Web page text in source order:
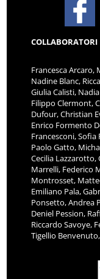
COLLABORATORI
Francesca Arcaro,
Nadine Blanc,
Giulia Calisti,
Filippo Clermont,
Dufour, Christian
Enrico Formento
Francesconi,
Paolo Gatto,
Cecilia Lazzarotto,
Marrelli, Federico
Montrosset,
Emiliano Pala,
Ponsetto, Andrea
Deniel Pession,
Riccardo Savoye,
Tigellio